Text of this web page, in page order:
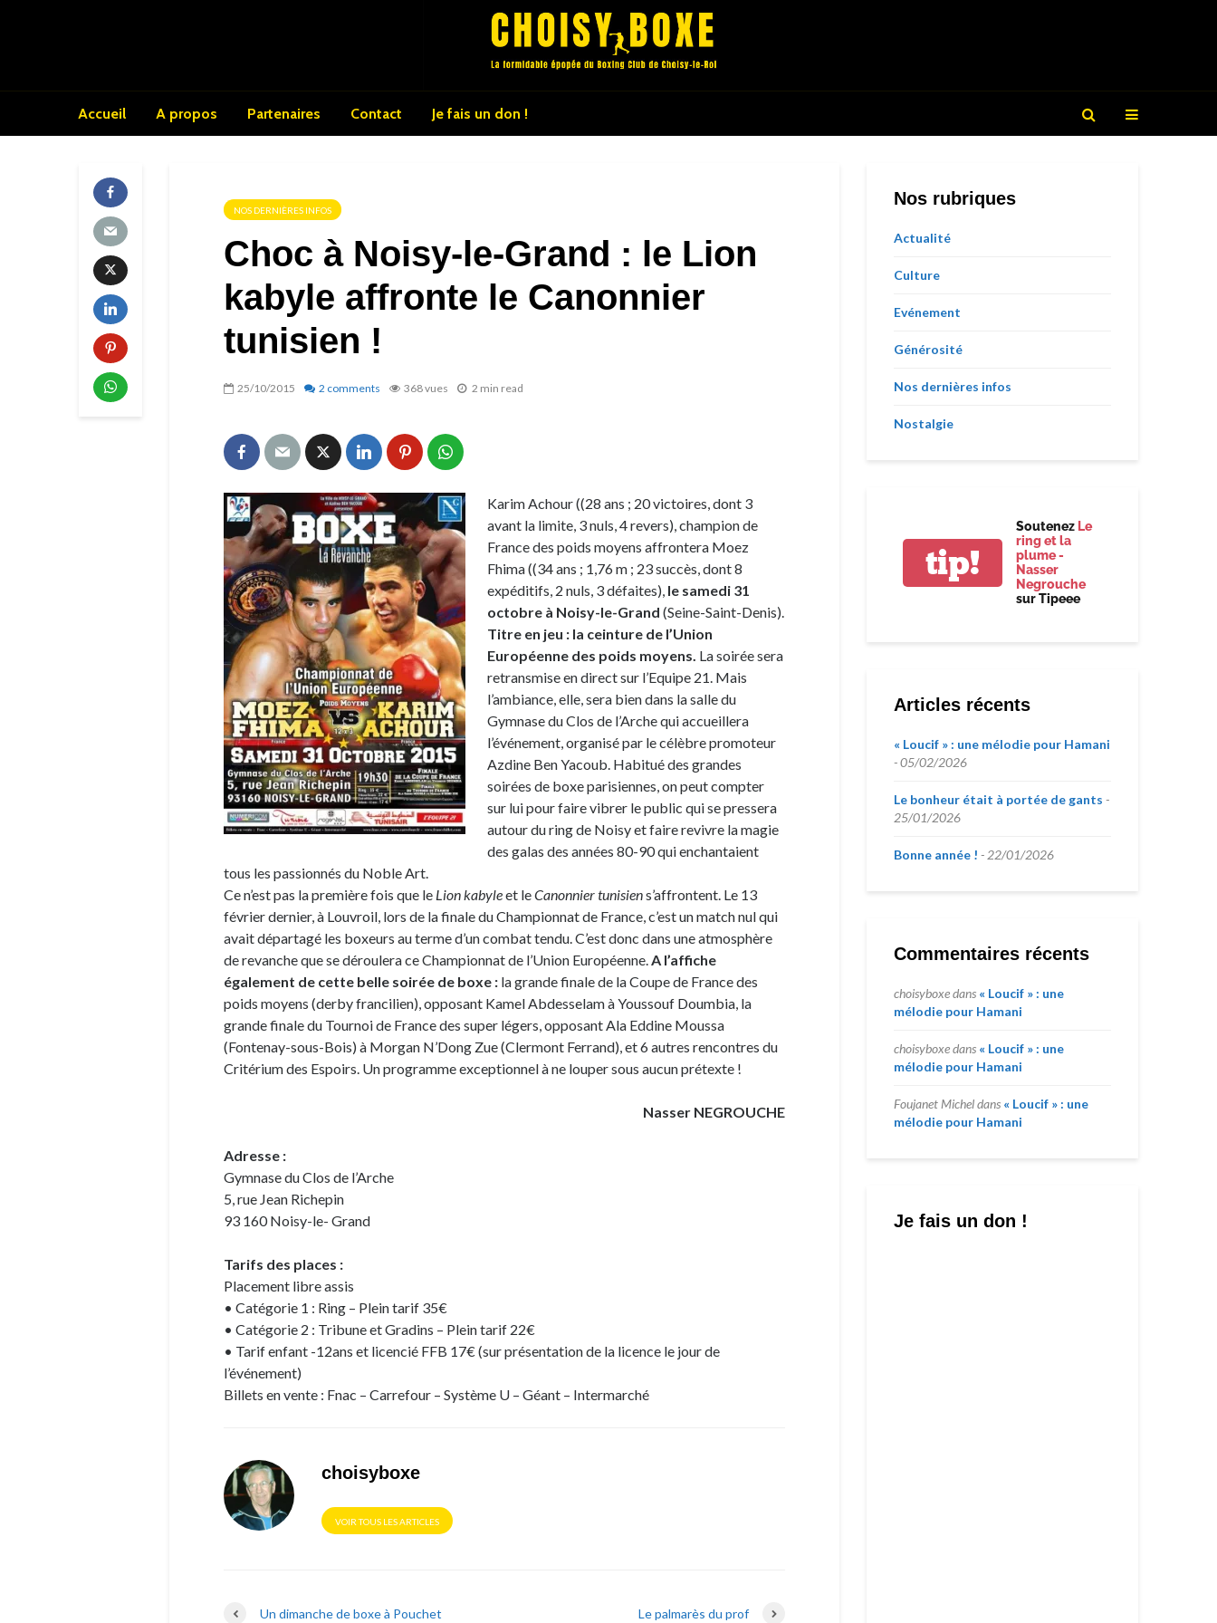
Accueil A propos Partenaires Contact Je fais un don !
NOS DERNIÈRES INFOS
Choc à Noisy-le-Grand : le Lion
kabyle affronte le Canonnier
tunisien !
25/10/2015 2 comments 368 vues 2 min read
Karim Achour ((28 ans ; 20 victoires, dont 3
avant la limite, 3 nuls, 4 revers), champion de
France des poids moyens affrontera Moez
Fhima ((34 ans ; 1,76 m ; 23 succès, dont 8
expéditifs, 2 nuls, 3 défaites), le samedi 31
octobre à Noisy-le-Grand (Seine-Saint-Denis).
Titre en jeu : la ceinture de l’Union
Européenne des poids moyens. La soirée sera
retransmise en direct sur l’Equipe 21. Mais
l’ambiance, elle, sera bien dans la salle du
Gymnase du Clos de l’Arche qui accueillera
l’événement, organisé par le célèbre promoteur
Azdine Ben Yacoub. Habitué des grandes
soirées de boxe parisiennes, on peut compter
sur lui pour faire vibrer le public qui se pressera
autour du ring de Noisy et faire revivre la magie
des galas des années 80-90 qui enchantaient
tous les passionnés du Noble Art.
Ce n’est pas la première fois que le Lion kabyleet leCanonnier tunisiens’affrontent. Le 13
février dernier, à Louvroil, lors de la finale du Championnat de France, c’est un match nul qui
avait départagé les boxeurs au terme d’un combat tendu. C’est donc dans une atmosphère
de revanche que se déroulera ce Championnat de l’Union Européenne.A l’affiche
également de cette belle soirée de boxe : la grande finale de la Coupe de France des
poids moyens (derby francilien), opposant Kamel Abdesselam à Youssouf Doumbia, la
grande finale du Tournoi de France des super légers, opposant Ala Eddine Moussa
(Fontenay-sous-Bois) à Morgan N’Dong Zue (Clermont Ferrand), et 6 autres rencontres du
Critérium des Espoirs. Un programme exceptionnel à ne louper sous aucun prétexte !
Nasser NEGROUCHE
Adresse :
Gymnase du Clos de l’Arche
5, rue Jean Richepin
93 160 Noisy-le- Grand
Tarifs des places :
Placement libre assis
• Catégorie 1 : Ring – Plein tarif 35€
• Catégorie 2 : Tribune et Gradins – Plein tarif 22€
• Tarif enfant -12ans et licencié FFB 17€ (sur présentation de la licence le jour de
l’événement)
Billets en vente : Fnac – Carrefour – Système U – Géant – Intermarché
choisyboxe
VOIR TOUS LES ARTICLES
Un dimanche de boxe à Pouchet Le palmarès du prof
Nos rubriques
Actualité
Culture
Evénement
Générosité
Nos dernières infos
Nostalgie
tip!
Soutenez Le
ring et la
plume -
Nasser
Negrouche
sur Tipeee
Articles récents
« Loucif » : une mélodie pour Hamani
05/02/2026
Le bonheur était à portée de gants
25/01/2026
Bonne année ! 22/01/2026
Commentaires récents
choisyboxedans « Loucif » : une
mélodie pour Hamani
choisyboxedans « Loucif » : une
mélodie pour Hamani
Foujanet Micheldans « Loucif » : une
mélodie pour Hamani
Je fais un don !